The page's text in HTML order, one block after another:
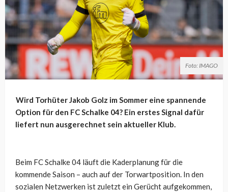
Foto: IMAGO
Wird Torhüter Jakob Golz im Sommer eine spannende
Option für den FC Schalke 04? Ein erstes Signal dafür
liefert nun ausgerechnet sein aktueller Klub.
Beim FC Schalke 04 läuft die Kaderplanung für die
kommende Saison – auch auf der Torwartposition. In den
sozialen Netzwerken ist zuletzt ein Gerücht aufgekommen,